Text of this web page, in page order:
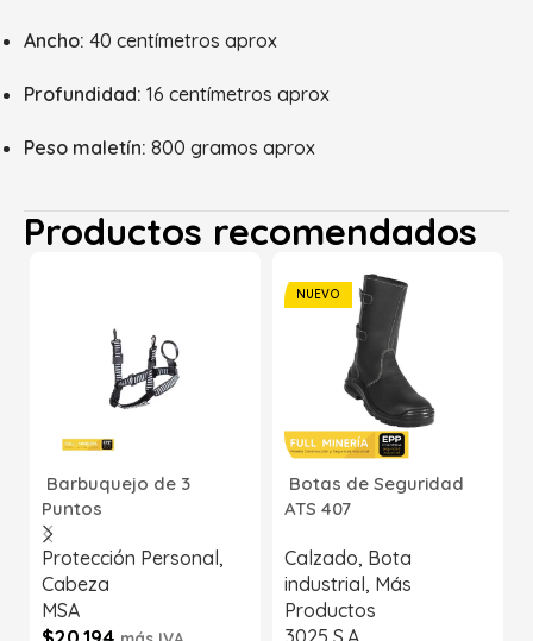
Ancho: 40 centímetros aprox
Profundidad: 16 centímetros aprox
Peso maletín: 800 gramos aprox
Productos recomendados
Barbuquejo de 3
Puntos
Protección Personal,
Cabeza
MSA
NUEVO
Botas de Seguridad
ATS 407
Calzado, Bota
industrial, Más
Productos
3025 S.A